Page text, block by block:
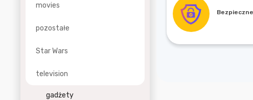
movies
pozostałe
Star Wars
television
gadżety